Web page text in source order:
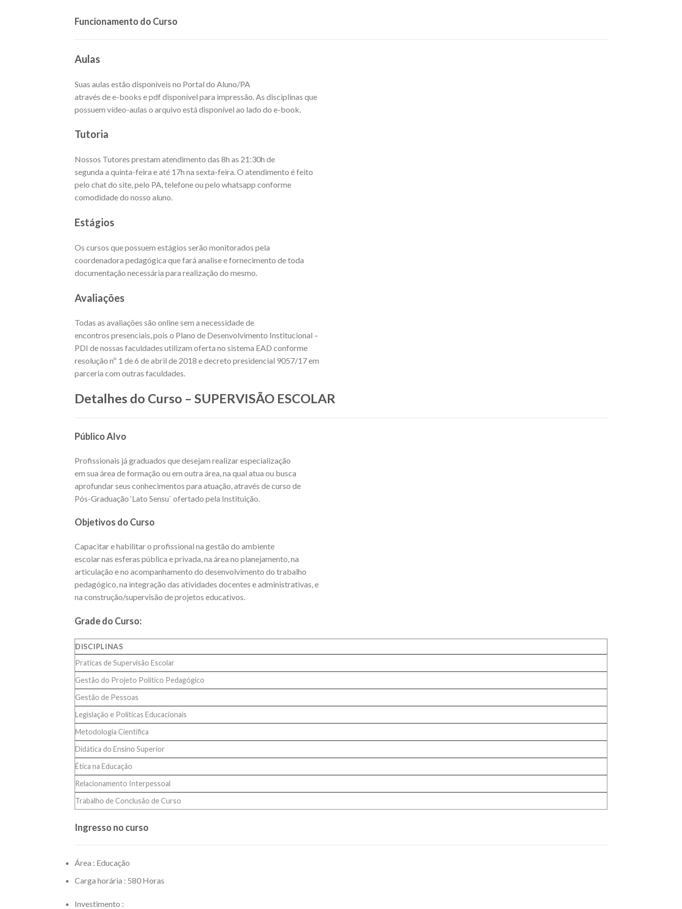
Funcionamento do Curso
Aulas
Suas aulas estão disponíveis no Portal do Aluno/PA
através de e-books e pdf disponível para impressão. As disciplinas que
possuem vídeo-aulas o arquivo está disponível ao lado do e-book.
Tutoria
Nossos Tutores prestam atendimento das 8h as 21:30h de
segunda a quinta-feira e até 17h na sexta-feira. O atendimento é feito
pelo chat do site, pelo PA, telefone ou pelo whatsapp conforme
comodidade do nosso aluno.
Estágios
Os cursos que possuem estágios serão monitorados pela
coordenadora pedagógica que fará analise e fornecimento de toda
documentação necessária para realização do mesmo.
Avaliações
Todas as avaliações são online sem a necessidade de
encontros presenciais, pois o Plano de Desenvolvimento Institucional –
PDI de nossas faculdades utilizam oferta no sistema EAD conforme
resolução nº 1 de 6 de abril de 2018 e decreto presidencial 9057/17 em
parceria com outras faculdades.
Detalhes do Curso – SUPERVISÃO ESCOLAR
Público Alvo
Profissionais já graduados que desejam realizar especialização
em sua área de formação ou em outra área, na qual atua ou busca
aprofundar seus conhecimentos para atuação, através de curso de
Pós-Graduação ‘Lato Sensu` ofertado pela Instituição.
Objetivos do Curso
Capacitar e habilitar o profissional na gestão do ambiente
escolar nas esferas pública e privada, na área no planejamento, na
articulação e no acompanhamento do desenvolvimento do trabalho
pedagógico, na integração das atividades docentes e administrativas, e
na construção/supervisão de projetos educativos.
Grade do Curso:
DISCIPLINAS
Praticas de Supervisão Escolar
Gestão do Projeto Politico Pedagógico
Gestão de Pessoas
Legislação e Politicas Educacionais
Metodologia Cientifica
Didática do Ensino Superior
Ética na Educação
Relacionamento Interpessoal
Trabalho de Conclusão de Curso
Ingresso no curso
Área : Educação
Carga horária : 580 Horas
Investimento :